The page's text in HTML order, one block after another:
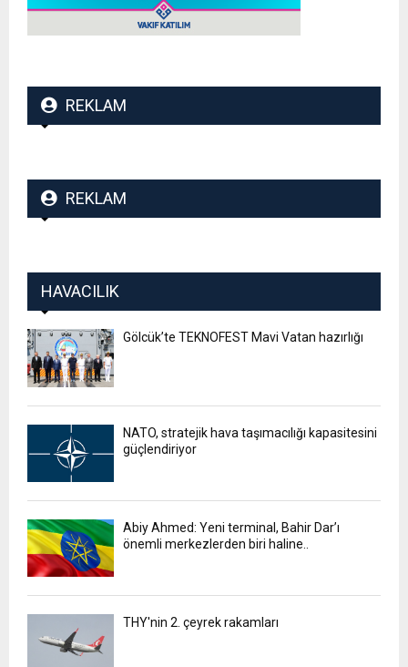
REKLAM
REKLAM
HAVACILIK
Gölcük’te TEKNOFEST Mavi Vatan hazırlığı
NATO, stratejik hava taşımacılığı kapasitesini
güçlendiriyor
Abiy Ahmed: Yeni terminal, Bahir Dar’ı
önemli merkezlerden biri haline..
THY'nin 2. çeyrek rakamları